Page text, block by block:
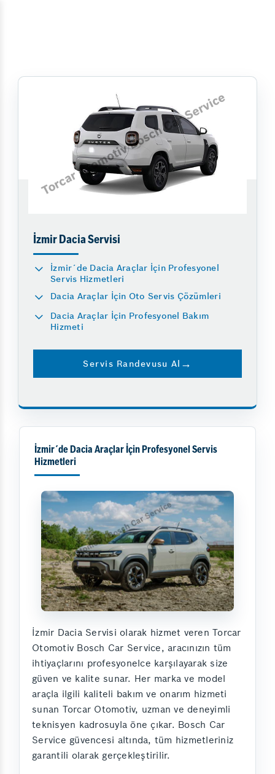
İzmir Dacia Servisi
İzmir´de Dacia Araçlar İçin Profesyonel
Servis Hizmetleri
Dacia Araçlar İçin Oto Servis Çözümleri
Dacia Araçlar İçin Profesyonel Bakım
Hizmeti
Servis Randevusu Al
İzmir´de Dacia Araçlar İçin Profesyonel Servis
Hizmetleri
İzmir Dacia Servisi olarak hizmet veren Torcar
Otomotiv Bosch Car Service, aracınızın tüm
ihtiyaçlarını profesyonelce karşılayarak size
güven ve kalite sunar. Her marka ve model
araçla ilgili kaliteli bakım ve onarım hizmeti
sunan Torcar Otomotiv, uzman ve deneyimli
teknisyen kadrosuyla öne çıkar. Bosch Car
Service güvencesi altında, tüm hizmetleriniz
garantili olarak gerçekleştirilir.